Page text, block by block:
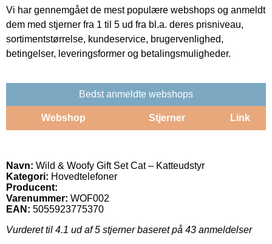
Vi har gennemgået de mest populære webshops og anmeldt
dem med stjerner fra 1 til 5 ud fra bl.a. deres prisniveau,
sortimentstørrelse, kundeservice, brugervenlighed,
betingelser, leveringsformer og betalingsmuligheder.
Bedst anmeldte webshops
Webshop Stjerner Link
Navn: Wild & Woofy Gift Set Cat – Katteudstyr
Kategori: Hovedtelefoner
Producent:
Varenummer: WOF002
EAN: 5055923775370
Vurderet til 4.1 ud af 5 stjerner baseret på 43 anmeldelser